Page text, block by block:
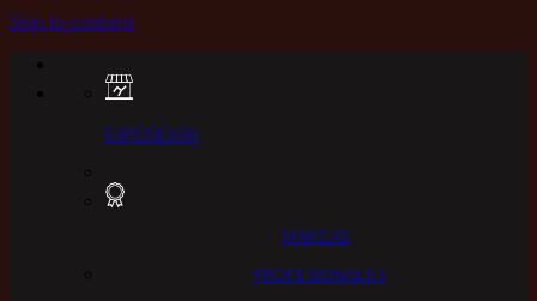
Skip to content
EXPOSICION
MARCAS
PROFESIONALES